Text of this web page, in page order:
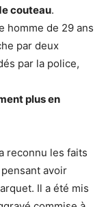
couteau.
homme de 29 ans
par deux
par la police,
plus en
reconnu les faits
avoir
Il a été mis